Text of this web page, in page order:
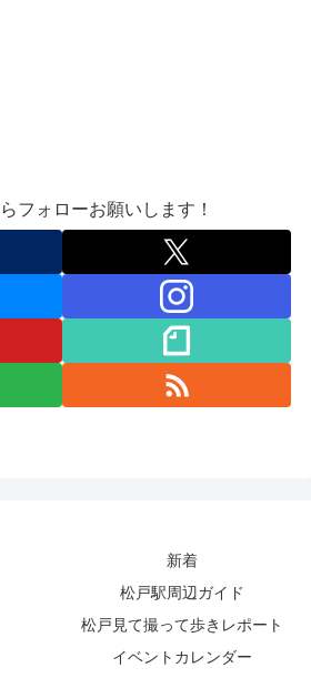
フォローお願いします！
新着
松戸駅周辺ガイド
松戸見て撮って歩きレポート
イベントカレンダー